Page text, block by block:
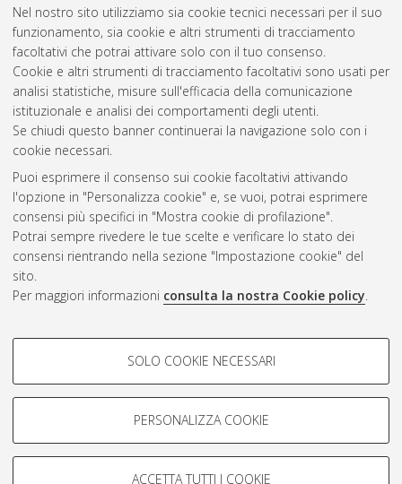
Nel nostro sito utilizziamo sia cookie tecnici necessari per il suo
funzionamento, sia cookie e altri strumenti di tracciamento
facoltativi che potrai attivare solo con il tuo consenso.
Cookie e altri strumenti di tracciamento facoltativi sono usati per
analisi statistiche, misure sull'efficacia della comunicazione
istituzionale e analisi dei comportamenti degli utenti.
Se chiudi questo banner continuerai la navigazione solo con i
cookie necessari.
Puoi esprimere il consenso sui cookie facoltativi attivando
l'opzione in "Personalizza cookie" e, se vuoi, potrai esprimere
consensi più specifici in "Mostra cookie di profilazione".
Potrai sempre rivedere le tue scelte e verificare lo stato dei
consensi rientrando nella sezione "Impostazione cookie" del
sito.
Per maggiori informazioni consulta la nostra Cookie policy.
COOKIE DI PROFILAZIONE -
Si tratta di cookie utilizzati per analizzare le caratteristiche della
navigazione degli utenti, creare profili in base al loro comportamento
Mostra cookie di profilazione
SOLO COOKIE NECESSARI
PERSONALIZZA COOKIE
ACCETTA TUTTI I COOKIE
Gestione del documento:
Atom
Rss 1.0
Rss 2.0
ISSN: 2038-7946
Impostazioni Cookie
Informativa sulla privacy
Condizioni d’uso del sito